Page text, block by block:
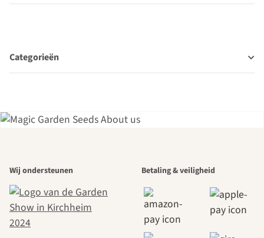
Categorieën
mooiste paden
naar onszelf
Wij ondersteunen Betaling & veiligheid